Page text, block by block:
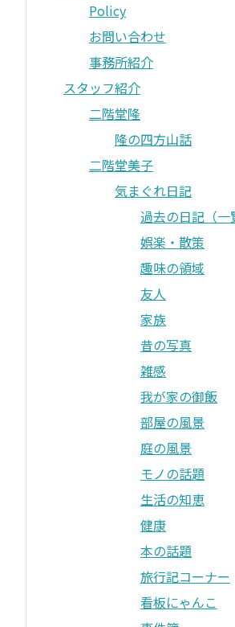
Policy
お問い合わせ
事務所紹介
スタッフ紹介
二階堂隆
隆の四方山話
二階堂美子
気まぐれ日記
過去の日記（一
娯楽・散策
趣味の領域
友人
家族
昔の写真
雑感
我が家の御飯
部屋の風景
庭の風景
モノの話題
生活の知恵
健康
本の話題
旅行記コーナー
看板にゃんこ